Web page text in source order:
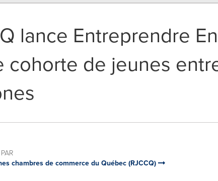
lance Entreprendre
cohorte de jeunes
chambres de commerce du Québec (RJCCQ)